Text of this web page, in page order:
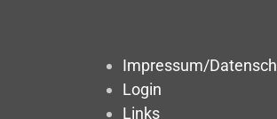
Impressum/
Login
Links